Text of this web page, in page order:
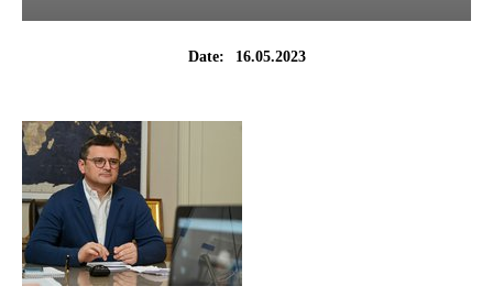
Date: 16.05.2023